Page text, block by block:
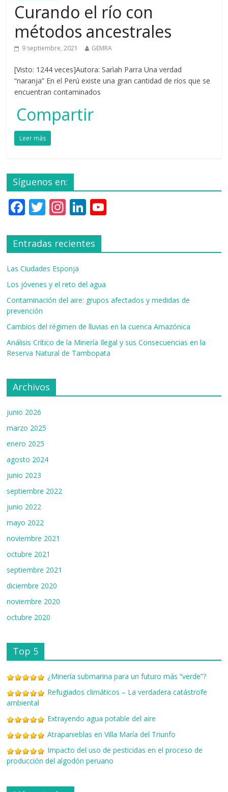
Curando el río con
métodos ancestrales
9 septiembre, 2021 GEMRA
[Visto: 1244 veces]Autora: Sarìah Parra Una verdad
“naranja” En el Perú existe una gran cantidad de ríos que se
encuentran contaminados
Compartir
Leer más
Síguenos en:
F
e
b
o
o
k
T
itt
er
In
a
gr
a
m
Li
k
e
n
T
e
C
h
a
el
Entradas recientes
Las Ciudades Esponja
Los jóvenes y el reto del agua
Contaminación del aire: grupos afectados y medidas de
prevención
Cambios del régimen de lluvias en la cuenca Amazónica
Análisis Crítico de la Minería Ilegal y sus Consecuencias en la
Reserva Natural de Tambopata
Archivos
junio 2026
marzo 2025
enero 2025
agosto 2024
junio 2023
septiembre 2022
junio 2022
mayo 2022
noviembre 2021
octubre 2021
septiembre 2021
diciembre 2020
noviembre 2020
octubre 2020
Top 5
¿Minería submarina para un futuro más “verde”?
Refugiados climáticos – La verdadera catástrofe
ambiental
Extrayendo agua potable del aire
Atrapanieblas en Villa María del Triunfo
Impacto del uso de pesticidas en el proceso de
producción del algodón peruano